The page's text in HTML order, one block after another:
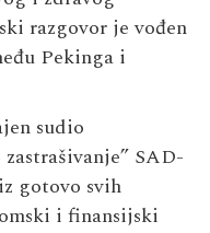
razgovor je vođen
Pekinga i
sudio
SAD-
gotovo svih
i finansijski